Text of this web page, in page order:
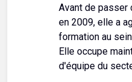
Avant de passer
en 2009, elle a
formation au
Elle occupe
d'équipe du